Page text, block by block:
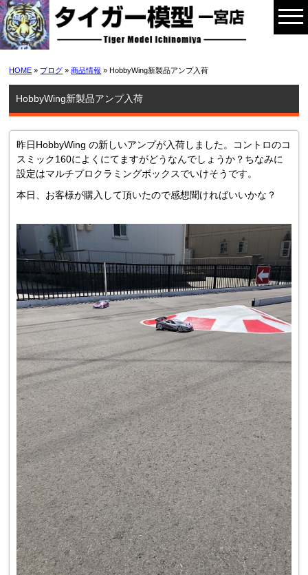
HOME » ブログ »商品情報 » HobbyWing新製品アンプ入荷
HobbyWing新製品アンプ入荷
昨日HobbyWing の新しいアンプが入荷しました。コントロのコ
スミック160によくにてますがどうなんでしょうか？ちなみに
設定はマルチプロクラミングボックスでいけそうです。
本日、お客様が購入して頂いたので感想聞ければいいかな？